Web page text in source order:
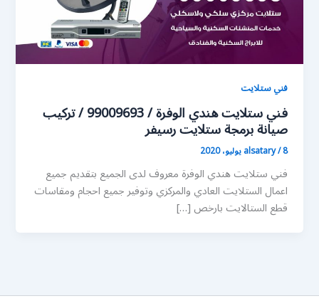
فني ستلايت
فني ستلايت هندي الوفرة / 99009693 / تركيب
صيانة برمجة ستلايت رسيفر
alsatary/8 يوليو، 2020
فني ستلايت هندي الوفرة معروف لدى الجميع بتقديم جميع
اعمال الستلايت العادي والمركزي وتوفير جميع احجام ومقاسات
قطع الستالايت بارخص […]